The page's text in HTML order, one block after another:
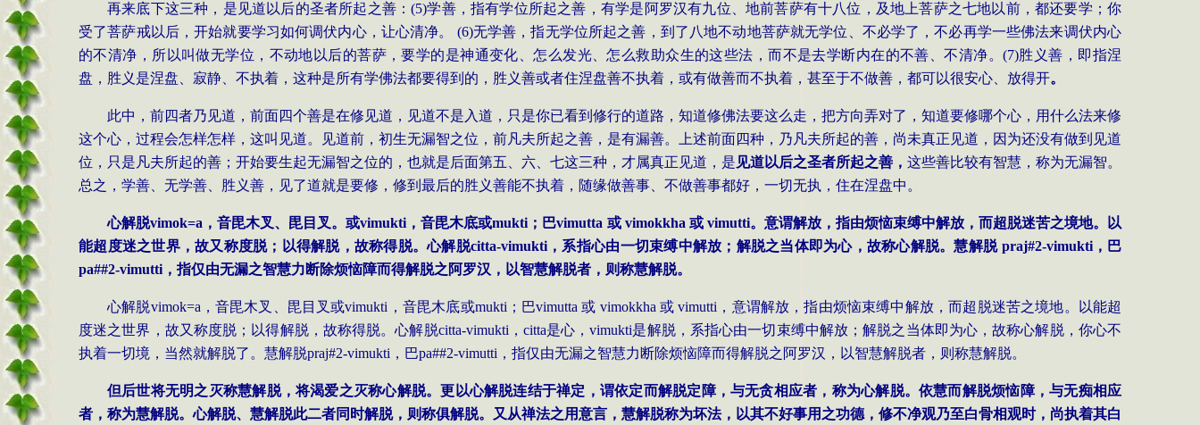
再来底下这三种，是见道以后的圣者所起之善：(5)学善，指有学位所起之善，有学是阿罗汉有九位、地前菩萨有十八位，及地上菩萨之七地以前，都还要学；你
受了菩萨戒以后，开始就要学习如何调伏内心，让心清净。
(6)无学善，指无学位所起之善，到了八地不动地菩萨就无学位、不必学了，不必再学一些佛法来调伏内心
的不清净，所以叫做无学位，不动地以后的菩萨，要学的是神通变化、怎么发光、怎么救助众生的这些法，而不是去学断内在的不善、不清净。 (7)胜义善，即指涅
盘，胜义是涅盘、寂静、不执着，这种是所有学佛法都要得到的，胜义善或者住涅盘善不执着，或有做善而不执着，甚至于不做善，都可以很安心、放得开。
此中，前四者乃见道，前面四个善是在修见道，见道不是入道，只是你已看到修行的道路，知道修佛法要这么走，把方向弄对了，知道要修哪个心，用什么法来修
这个心，过程会怎样怎样，这叫见道。见道前，初生无漏智之位，前凡夫所起之善，是有漏善。上述前面四种，乃凡夫所起的善，尚未真正见道，因为还没有做到见道
位，只是凡夫所起的善；开始要生起无漏智之位的，也就是后面第五、六、七这三种，才属真正见道，是 见道以后之圣者所起之善， 这些善比较有智慧，称为无漏智。
总之，学善、无学善、胜义善，见了道就是要修，修到最后的胜义善能不执着，随缘做善事、不做善事都好，一切无执，住在涅盘中。
心解脱vimok=a ，音毘木叉、毘目叉。或vimukti ，音毘木底或mukti ；巴vimutta 或 vimokkha 或 vimutti。意谓解放，指由烦恼束缚中解放，而超脱迷苦之境地。以
能超度迷之世界，故又称度脱；以得解脱，故称得脱。心解脱citta-vimukti，系指心由一切束缚中解放；解脱之当体即为心，故称心解脱。慧解脱 praj#2-vimukti，巴
pa##2-vimutti ，指仅由无漏之智慧力断除烦恼障而得解脱之阿罗汉，以智慧解脱者，则称慧解脱。
心解脱vimok=a ，音毘木叉、毘目叉或vimukti ，音毘木底或mukti ；巴vimutta或 vimokkha 或 vimutti ，意谓解放，指由烦恼束缚中解放，而超脱迷苦之境地。以能超
度迷之世界，故又称度脱；以得解脱，故称得脱。心解脱citta-vimukti ， citta是心，vimukti是解脱，系指心由一切束缚中解放；解脱之当体即为心，故称心解脱，你心不
执着一切境，当然就解脱了。慧解脱praj#2-vimukti ，巴pa##2-vimutti ，指仅由无漏之智慧力断除烦恼障而得解脱之阿罗汉，以智慧解脱者，则称慧解脱。
但后世将无明之灭称慧解脱，将渴爱之灭称心解脱。更以心解脱连结于禅定，谓依定而解脱定障，与无贪相应者，称为心解脱。依慧而解脱烦恼障，与无痴相应
者，称为慧解脱。心解脱、慧解脱此二者同时解脱，则称俱解脱。又从禅法之用意言，慧解脱称为坏法，以其不好事用之功德，修不净观乃至白骨相观时，尚执着其白